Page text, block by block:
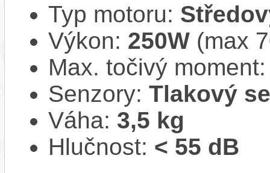
Typ motoru:
Výkon: 250W (max
Max. točivý
Senzory: Tlakový
Váha: 3,5 kg
Hlučnost: < 55 dB